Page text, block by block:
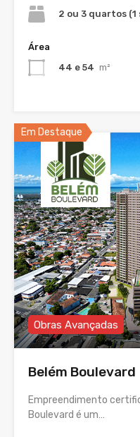
2 ou 3 quartos (1
Área
44 e 54 m²
Em Destaque
Obras Avançadas
Belém Boulevard
Empreendimento
Boulevard é um…